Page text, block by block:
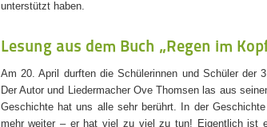
unterstützt haben.
Lesung aus dem Buch „Regen im
Am 20. April durften die Schülerinnen und Schüler der
Der Autor und Liedermacher Ove Thomsen las aus
Geschichte hat uns alle sehr berührt. In der
mehr weiter – er hat viel zu viel zu tun! Eigentlich ist